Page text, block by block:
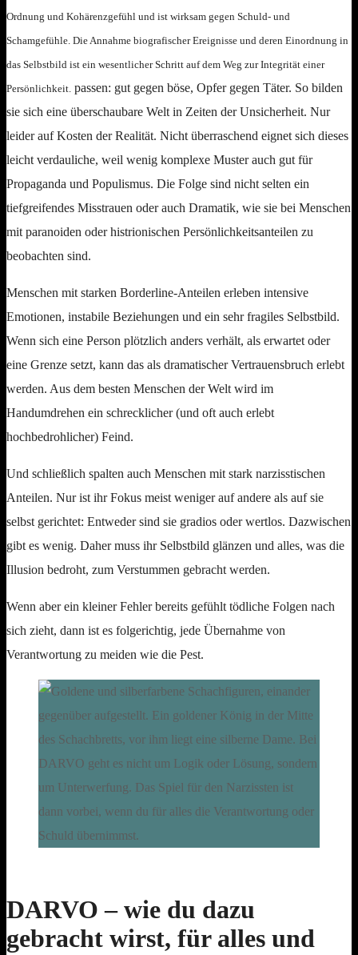
Ordnung und Kohärenzgefühl und ist wirksam gegen Schuld- und
Schamgefühle. Die Annahme biografischer Ereignisse und deren Einordnung in
das Selbstbild ist ein wesentlicher Schritt auf dem Weg zur Integrität einer
Persönlichkeit. passen: gut gegen böse, Opfer gegen Täter. So bilden
sie sich eine überschaubare Welt in Zeiten der Unsicherheit. Nur
leider auf Kosten der Realität. Nicht überraschend eignet sich dieses
leicht verdauliche, weil wenig komplexe Muster auch gut für
Propaganda und Populismus. Die Folge sind nicht selten ein
tiefgreifendes Misstrauen oder auch Dramatik, wie sie bei Menschen
mit paranoiden oder histrionischen Persönlichkeitsanteilen zu
beobachten sind.
Menschen mit starken Borderline-Anteilen erleben intensive
Emotionen, instabile Beziehungen und ein sehr fragiles Selbstbild.
Wenn sich eine Person plötzlich anders verhält, als erwartet oder
eine Grenze setzt, kann das als dramatischer Vertrauensbruch erlebt
werden. Aus dem besten Menschen der Welt wird im
Handumdrehen ein schrecklicher (und oft auch erlebt
hochbedrohlicher) Feind.
Und schließlich spalten auch Menschen mit stark narzisstischen
Anteilen. Nur ist ihr Fokus meist weniger auf andere als auf sie
selbst gerichtet: Entweder sind sie gradios oder wertlos. Dazwischen
gibt es wenig. Daher muss ihr Selbstbild glänzen und alles, was die
Illusion bedroht, zum Verstummen gebracht werden.
Wenn aber ein kleiner Fehler bereits gefühlt tödliche Folgen nach
sich zieht, dann ist es folgerichtig, jede Übernahme von
Verantwortung zu meiden wie die Pest.
DARVO – wie du dazu
gebracht wirst, für alles und